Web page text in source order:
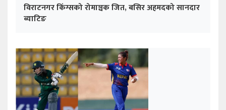
विराटनगर किंग्सको रोमाञ्चक जित, बसिर अहमदको सानदार
ब्याटिङ